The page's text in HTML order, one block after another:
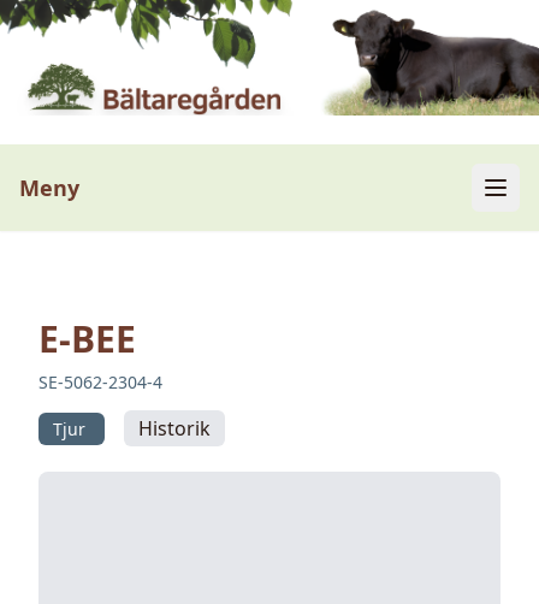
Meny
E-BEE
SE-5062-2304-4
Tjur Historik